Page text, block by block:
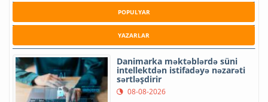
POPULYAR
YAZARLAR
Danimarka məktəblərdə süni
intellektdən istifadəyə nəzarəti
sərtləşdirir
08-08-2026